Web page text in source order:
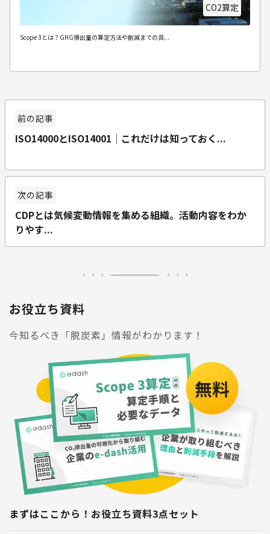
CO2算定
Scope 3とは？GHG排出量の算定方法や削減までの具...
ISO14000とISO14001｜これだけは知っておく...
CDPとは気候変動情報を集める組織。活動内容をわか
りやす...
お役立ち資料
今知るべき「脱炭素」情報がわかります！
まずはここから！お役立ち資料3点セット